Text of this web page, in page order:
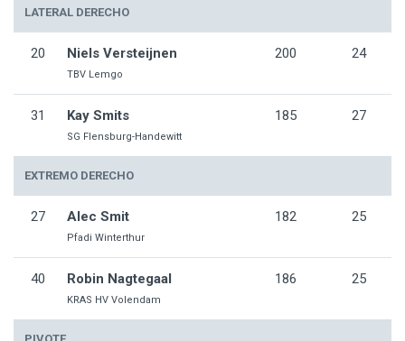
LATERAL DERECHO
20 Niels Versteijnen
TBV Lemgo
200 24
31 Kay Smits
SG Flensburg-Handewitt
185 27
EXTREMO DERECHO
27 Alec Smit
Pfadi Winterthur
182 25
40 Robin Nagtegaal
KRAS HV Volendam
186 25